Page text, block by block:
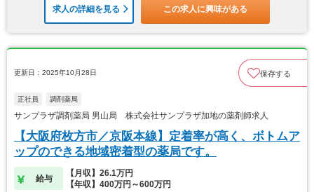
求人の詳細を見る この求人に興味がある
更新日：2025年10月28日 保存する
正社員 調剤薬局
サンプラザ調剤薬局 男山局 株式会社サンプラザ加地の薬剤師求人
【大阪府枚方市／京阪本線】定着率が高く、ボトムア
ップのできる地域密着型の薬局です。
給与
【月収】26.1万円
【年収】400万円～600万円